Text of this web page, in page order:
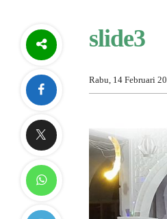
slide3
Rabu, 14 Februari